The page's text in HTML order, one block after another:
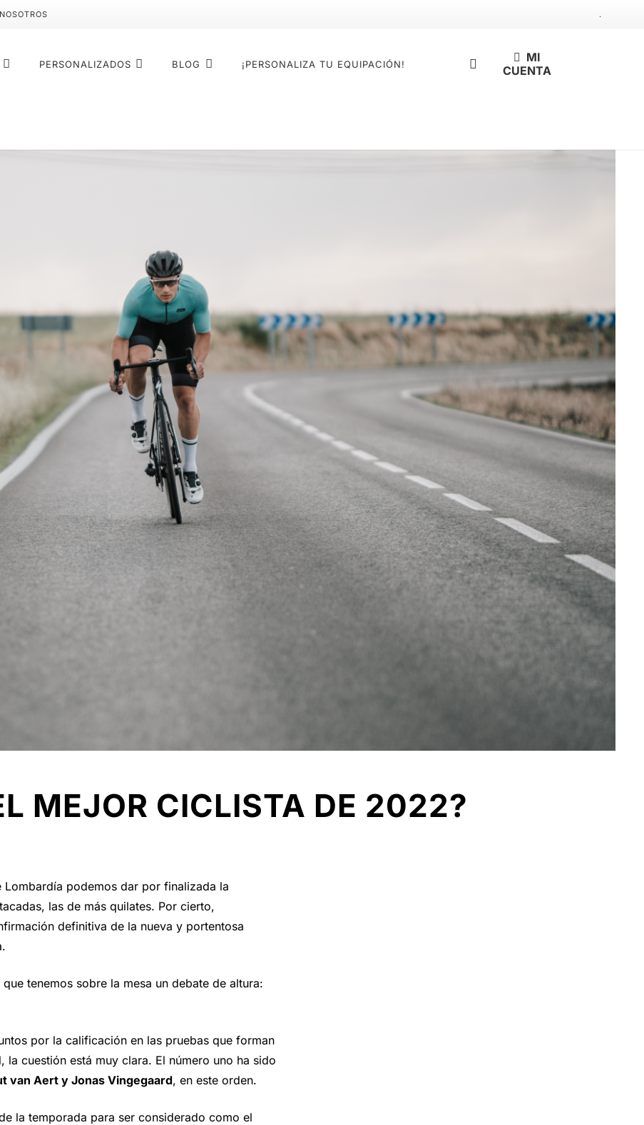
.
PERSONALIZADOS BLOG ¡PERSONALIZA TU EQUIPACIÓN!
MI
CUENTA
MEJOR CICLISTA DE 2022?
Lombardía podemos dar por finalizada la
las de más quilates. Por cierto,
definitiva de la nueva y portentosa
tenemos sobre la mesa un debate de altura:
por la calificación en las pruebas que forman
cuestión está muy clara. El número uno ha sido
van Aert y Jonas Vingegaard, en este orden.
la temporada para ser considerado como el